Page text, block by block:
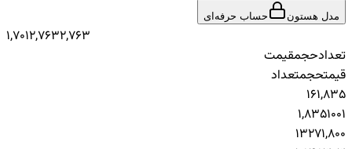
مدل هستون حساب حرفه‌ای
1,7012,7632,763
تعدادحجمقیمت
قیمتحجمتعداد
161,835
1,8351001
13271,800